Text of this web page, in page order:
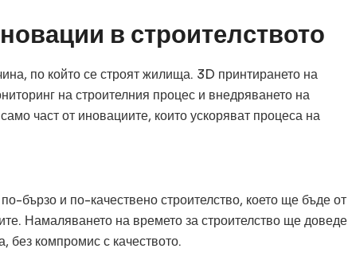
в строителството
по който се строят жилища. 3D принтирането на
на строителния процес и внедряването на
част от иновациите, които ускоряват процеса на
бързо и по-качествено строителство, което ще бъде от
Намаляването на времето за строителство ще доведе
компромис с качеството.